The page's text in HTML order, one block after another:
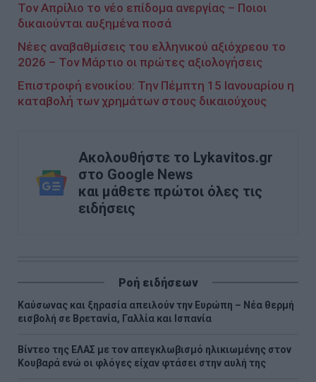
Τον Απρίλιο το νέο επίδομα ανεργίας – Ποιοι
δικαιούνται αυξημένα ποσά
Νέες αναβαθμίσεις του ελληνικού αξιόχρεου το
2026 – Τον Μάρτιο οι πρώτες αξιολογήσεις
Επιστροφή ενοικίου: Την Πέμπτη 15 Ιανουαρίου η
καταβολή των χρημάτων στους δικαιούχους
Ακολουθήστε το Lykavitos.gr
στο Google News
και μάθετε πρώτοι όλες τις
ειδήσεις
Ροή ειδήσεων
Καύσωνας και ξηρασία απειλούν την Ευρώπη – Νέα θερμή
εισβολή σε Βρετανία, Γαλλία και Ισπανία
Βίντεο της ΕΛΑΣ με τον απεγκλωβισμό ηλικιωμένης στον
Κουβαρά ενώ οι φλόγες είχαν φτάσει στην αυλή της